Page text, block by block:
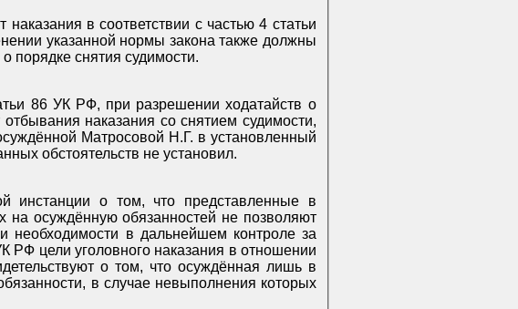
в соответствии с частью 4 статьи
указанной нормы закона также должны
порядке снятия судимости.
86 УК РФ, при разрешении ходатайств о
наказания со снятием судимости,
Матросовой Н.Г. в установленный
обстоятельств не установил.
инстанции о том, что представленные в
осуждённую обязанностей не позволяют
необходимости в дальнейшем контроле за
РФ цели уголовного наказания в отношении
о том, что осуждённая лишь в
в случае невыполнения которых